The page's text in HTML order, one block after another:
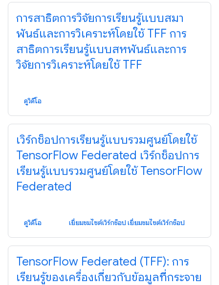
การสาธิตการวิจัยการเรียนรู้แบบสมา
พันธ์และการวิเคราะห์โดยใช้ TFF การ
สาธิตการเรียนรู้แบบสหพันธ์และการ
วิจัยการวิเคราะห์โดยใช้ TFF
ดูวิดีโอ
เวิร์กช็อปการเรียนรู้แบบรวมศูนย์โดยใช้
TensorFlow Federated เวิร์กช็อปการ
เรียนรู้แบบรวมศูนย์โดยใช้ TensorFlow
Federated
ดูวิดีโอ เยี่ยมชมไซต์เวิร์กช็อป เยี่ยมชมไซต์เวิร์กช็อป
TensorFlow Federated (TFF): การ
เรียนรู้ของเครื่องเกี่ยวกับข้อมูลที่กระจาย